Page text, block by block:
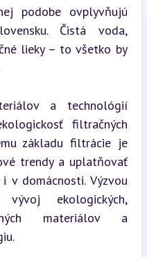
podobe ovplyvňujú
Čistá voda,
lieky – to všetko by
a technológií
filtračných
základu filtrácie je
trendy a uplatňovať
v domácnosti. Výzvou
ekologických,
materiálov a